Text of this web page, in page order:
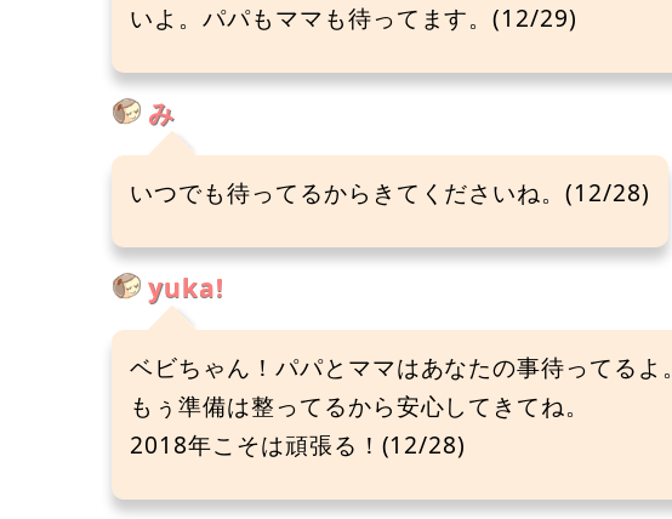
いよ。パパもママも待ってます。(12/29)
み
いつでも待ってるからきてくださいね。(12/28)
yuka!
ベビちゃん！パパとママはあなたの事待ってるよ。
もぅ準備は整ってるから安心してきてね。
2018年こそは頑張る！(12/28)